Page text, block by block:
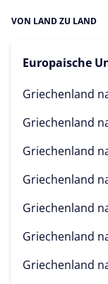
VON LAND ZU LAND
Europaische
Griechenland
Griechenland
Griechenland
Griechenland
Griechenland
Griechenland
Griechenland